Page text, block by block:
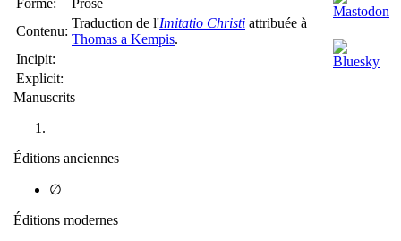
Contenu:
Traduction de l'Imitatio Christi attribuée à
Thomas a Kempis.
Incipit:
Explicit:
Manuscrits
Éditions anciennes
∅
Éditions modernes